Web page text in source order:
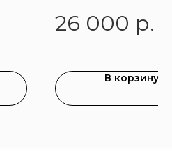
26 000 р.
В корзину